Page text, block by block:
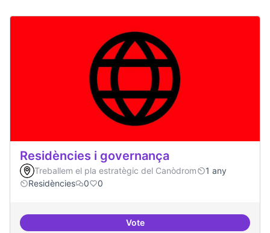
Residències i governança
Treballem el pla estratègic del Canòdrom
1 any
Residències
0 0
VoteResidències i governança